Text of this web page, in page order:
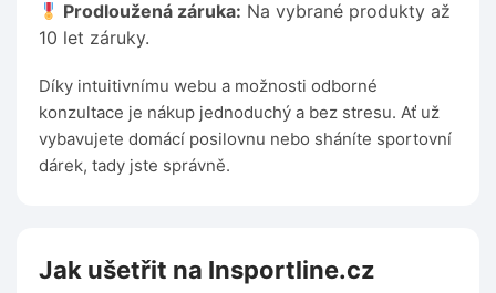
Prodloužená záruka: Na vybrané produkty až
10 let záruky.
Díky intuitivnímu webu a možnosti odborné
konzultace je nákup jednoduchý a bez stresu. Ať už
vybavujete domácí posilovnu nebo sháníte sportovní
dárek, tady jste správně.
Jak ušetřit na Insportline.cz